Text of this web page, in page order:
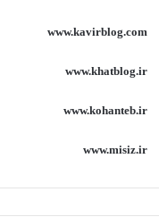
www.kavirblog.com
www.khatblog.ir
www.kohanteb.ir
www.misiz.ir